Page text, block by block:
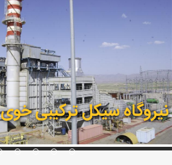
نیروگاه سیکل ترکیبی خوی